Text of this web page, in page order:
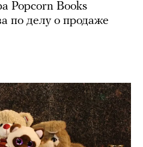
Popcorn Books
по делу о продаже